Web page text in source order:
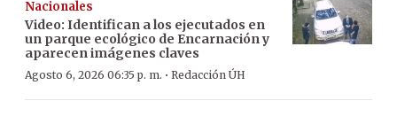
Nacionales
Video: Identifican a los ejecutados en
un parque ecológico de Encarnación y
aparecen imágenes claves
Agosto 6, 2026 06:35 p. m. · Redacción ÚH